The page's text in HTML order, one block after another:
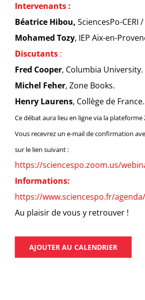
Intervenants :
Béatrice Hibou, SciencesPo-CERI /
Mohamed Tozy, IEP Aix-en-
Discutants :
Fred Cooper, Columbia University.
Michel Feher, Zone Books.
Henry Laurens, Collège de France.
Ce débat aura lieu en ligne via la plateforme
Vous recevrez un e-mail de confirmation
sur le lien suivant :
https://sciencespo.zoom.us/
Informations:
https://www.sciencespo.fr/
Au plaisir de vous y retrouver !
AJOUTER AU CALENDRIER